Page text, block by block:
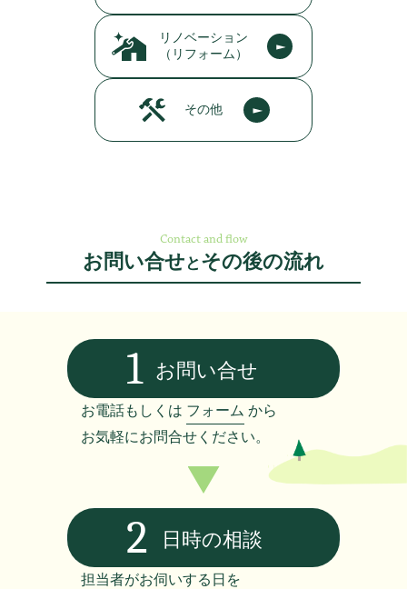
リノベーション
（リフォーム）
その他
Contact and flow
お問い合せ とその後の流れ
1 お問い合せ
お電話もしくは フォーム から
お気軽にお問合せください。
2 日時の相談
担当者がお伺いする日を